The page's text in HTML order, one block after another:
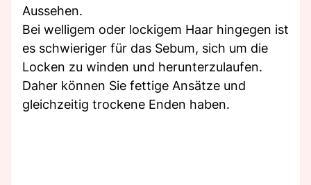
Aussehen.
Bei welligem oder lockigem Haar hingegen ist
es schwieriger für das Sebum, sich um die
Locken zu winden und herunterzulaufen.
Daher können Sie fettige Ansätze und
gleichzeitig trockene Enden haben.